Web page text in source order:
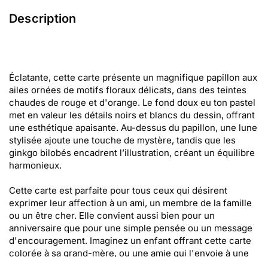
Description
Éclatante, cette carte présente un magnifique papillon aux
ailes ornées de motifs floraux délicats, dans des teintes
chaudes de rouge et d'orange. Le fond doux eu ton pastel
met en valeur les détails noirs et blancs du dessin, offrant
une esthétique apaisante. Au-dessus du papillon, une lune
stylisée ajoute une touche de mystère, tandis que les
ginkgo bilobés encadrent l’illustration, créant un équilibre
harmonieux.
Cette carte est parfaite pour tous ceux qui désirent
exprimer leur affection à un ami, un membre de la famille
ou un être cher. Elle convient aussi bien pour un
anniversaire que pour une simple pensée ou un message
d'encouragement. Imaginez un enfant offrant cette carte
colorée à sa grand-mère, ou une amie qui l'envoie à une